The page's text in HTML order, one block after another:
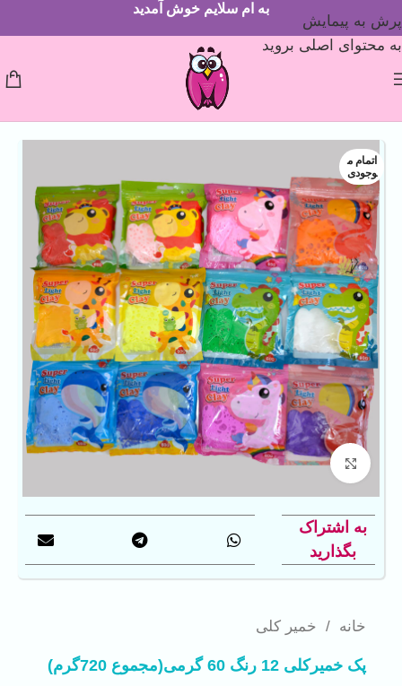
پرش به پیمایش
به محتوای اصلی بروید
به ام سلایم خوش آمدید
خانه / خمیر کلی
پک خمیرکلی 12 رنگ 60 گرمی(مجموع 720گرم)
اتمام م
وجودی
بزرگنمایی تصویر
به اشتراک
بگذارید